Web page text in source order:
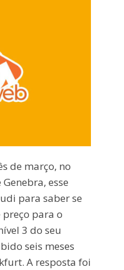
de março, no
esse
para saber se
para o
3 do seu
seis meses
A resposta foi